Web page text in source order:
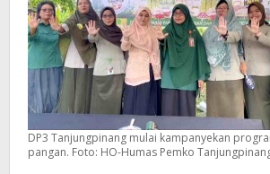
DP3 Tanjungpinang mulai kampanyekan
pangan. Foto: HO-Humas Pemko